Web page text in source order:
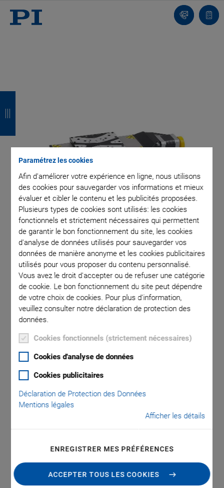
Paramétrez les cookies
Afin d'améliorer votre expérience en ligne, nous utilisons
des cookies pour sauvegarder vos informations et mieux
évaluer et cibler le contenu et les publicités proposées.
Plusieurs types de cookies sont utilisés: les cookies
fonctionnels et strictement nécessaires qui permettent
de garantir le bon fonctionnement du site, les cookies
d'analyse de données utilisés pour sauvegarder vos
données de manière anonyme et les cookies publicitaires
utilisés pour vous proposer du contenu personnalisé.
Vous avez le droit d'accepter ou de refuser une catégorie
de cookie. Le bon fonctionnement du site peut dépendre
de votre choix de cookies. Pour plus d'information,
veuillez consulter notre déclaration de protection des
données.
Cookies fonctionnels (strictement nécessaires)
Cookies d'analyse de données
Cookies publicitaires
Déclaration de Protection des Données
Mentions légales
Afficher les détails
ENREGISTRER MES PRÉFÉRENCES
ACCEPTER TOUS LES COOKIES
Contact
L-511 High-Precision
Linear Stage
High Run-Out Accuracy
Base profile made of stress-relieved aluminum for high
L-509
o
u
r
o
u
r
o
u
r
o
u
r